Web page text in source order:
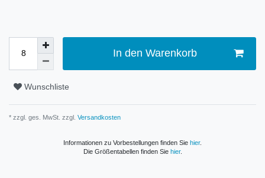
In den Warenkorb
Wunschliste
* zzgl. ges. MwSt. zzgl. Versandkosten
Informationen zu Vorbestellungen finden Sie hier.
Die Größentabellen finden Sie hier.